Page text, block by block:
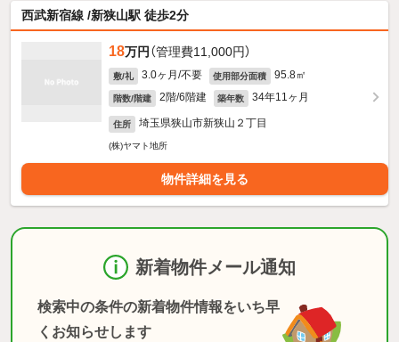
西武新宿線 /新狭山駅 徒歩2分
18万円 （管理費11,000円）
敷/礼 3.0ヶ月/不要 使用部分面積 95.8㎡
階数/階建 2階/6階建 築年数 34年11ヶ月
住所 埼玉県狭山市新狭山２丁目
(株)ヤマト地所
物件詳細を見る
新着物件メール通知
検索中の条件の新着物件情報をいち早
くお知らせします